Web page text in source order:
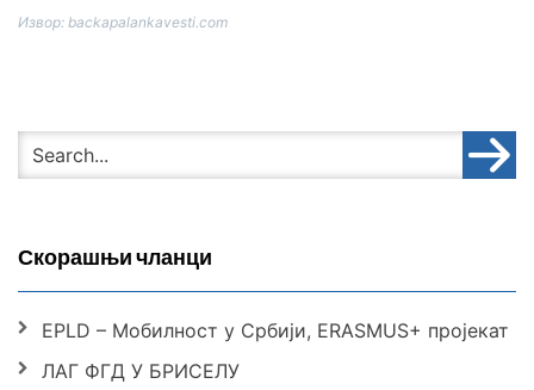
Извор: backapalankavesti.com
Скорашњи чланци
EPLD – Мобилност у Србији, ERASMUS+ пројекат
ЛАГ ФГД У БРИСЕЛУ